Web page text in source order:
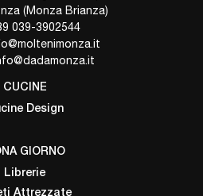
(Monza Brianza)
039-3902544
CUCINE
Design
GIORNO
Librerie
Attrezzate